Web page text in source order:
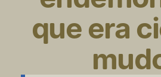
que era